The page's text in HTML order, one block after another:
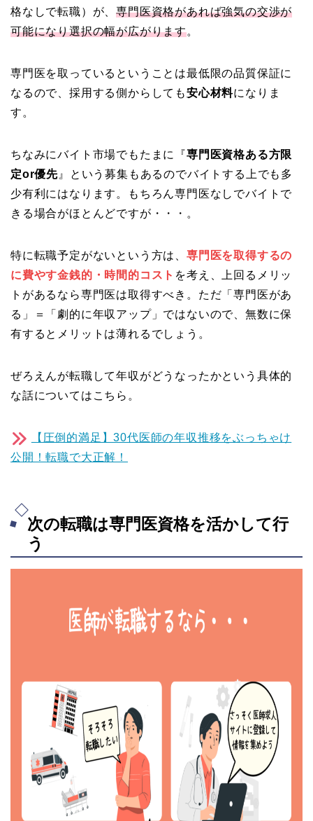
格なしで転職）が、専門医資格があれば強気の交渉が
可能になり選択の幅が広がります。
専門医を取っているということは最低限の品質保証に
なるので、採用する側からしても安心材料になりま
す。
ちなみにバイト市場でもたまに『専門医資格ある方限
定or優先 』という募集もあるのでバイトする上でも多
少有利にはなります。もちろん専門医なしでバイトで
きる場合がほとんどですが・・・。
特に転職予定がないという方は、 専門医を取得するの
に費やす金銭的・時間的コスト を考え、上回るメリッ
トがあるなら専門医は取得すべき。ただ「専門医があ
る」＝「劇的に年収アップ」ではないので、無数に保
有するとメリットは薄れるでしょう。
ぜろえんが転職して年収がどうなったかという具体的
な話についてはこちら。
【圧倒的満足】30代医師の年収推移をぶっちゃけ
公開！転職で大正解！
次の転職は専門医資格を活かして行
う